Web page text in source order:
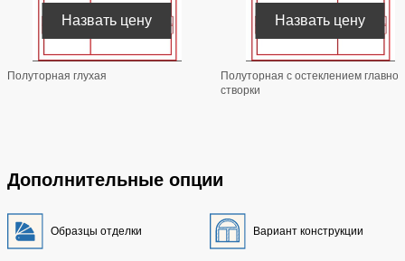
Полуторная глухая
Назвать цену
Полуторная с остеклением главной
створки
Назвать цену
Дополнительные опции
Образцы отделки Вариант конструкции